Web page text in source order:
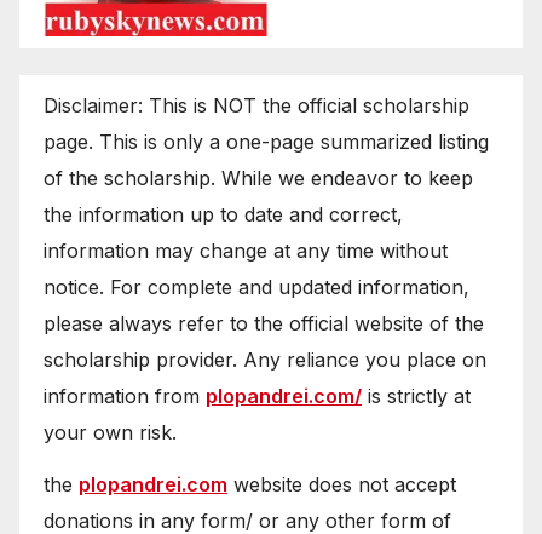
Disclaimer: This is NOT the official scholarship
page. This is only a one-page summarized listing
of the scholarship. While we endeavor to keep
the information up to date and correct,
information may change at any time without
notice. For complete and updated information,
please always refer to the official website of the
scholarship provider. Any reliance you place on
information from plopandrei.com/ is strictly at
your own risk.
the plopandrei.com website does not accept
donations in any form/ or any other form of